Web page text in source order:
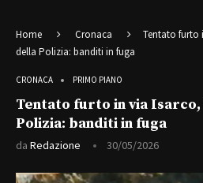
Home Cronaca
Tentato furto
della Polizia: banditi in fuga
CRONACA PRIMO PIANO
Tentato furto in via
Polizia: banditi in fuga
da Redazione 30/05/2026